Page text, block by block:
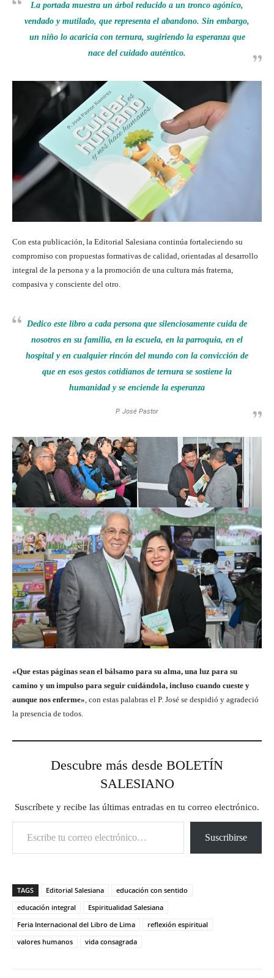
La portada muestra un árbol reducido a un tronco agónico,
vendado y mutilado, que representa el abandono. Sin embargo,
un niño lo acaricia con ternura, sugiriendo la esperanza que
nace del cuidado auténtico.
Con esta publicación, la Editorial Salesiana continúa fortaleciendo su
compromiso con propuestas formativas de calidad, orientadas al desarrollo
integral de la persona y a la promoción de una cultura más fraterna,
compasiva y consciente del otro.
Dedico este libro a cada persona que silenciosamente cuida de
nosotros en su familia, en la escuela, en la parroquia, en el
hospital y en cualquier rincón del mundo con la convicción de
que en esos gestos cotidianos de ternura se sostiene la
humanidad y se enciende la esperanza
P. José Pastor
«Que estas páginas sean el bálsamo para su alma, una luz para su
camino y un impulso para seguir cuidándola, incluso cuando cueste y
aunque nos enferme» , con estas palabras el P. José se despidió y agradeció
la presencia de todos.
Descubre más desde BOLETÍN
SALESIANO
Suscríbete y recibe las últimas entradas en tu correo electrónico.
Escribe tu correo electrónico…
Suscribirse
TAGS Editorial Salesiana
educación con sentido
educación integral
Espiritualidad Salesiana
Feria Internacional del Libro de Lima
reflexión espiritual
valores humanos
vida consagrada